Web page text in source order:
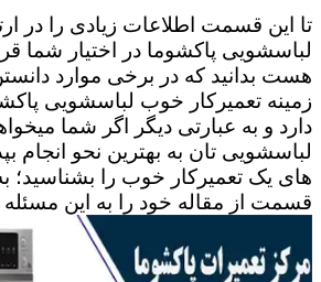
تا این قسمت اطلاعات زیادی را در
لباسشویی پاکشوما در اختیار شما
هست بدانید که در برخی موارد
زمینه تعمیرکار خوب لباسشویی
دارد و به عبارتی دیگر اگر شما
لباسشویی تان به بهترین نحو انجام
های یک تعمیرکار خوب را بشناسید؛
قسمت از مقاله خود را به این